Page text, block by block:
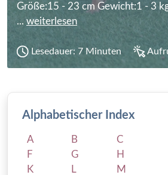
Größe:15 - 23 cm Gewicht:1 - 3
... weiterlesen
Lesedauer: 7 Minuten
Alphabetischer Index
A B C
F
G H
K
L M